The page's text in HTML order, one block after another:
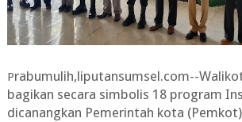
Prabumulih,liputansumsel.com--
bagikan secara simbolis 18 program
dicanangkan Pemerintah kota